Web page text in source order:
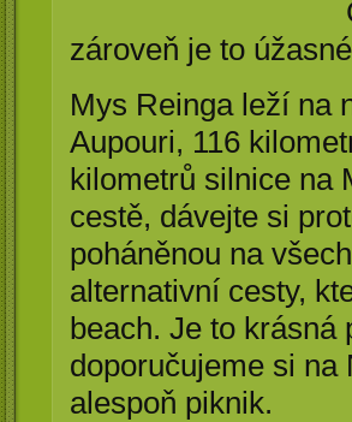
zároveň je to
Mys Reinga leží na
Aupouri, 116
kilometrů silnice na
cestě, dávejte si
poháněnou na
alternativní cesty,
beach. Je to
doporučujeme si na
alespoň piknik.